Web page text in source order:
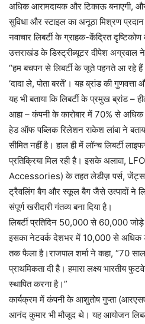
अधिक आरामदायक और टिकाऊ बनाएगी,
सुविधा और स्टाइल का अनूठा मिश्रण प्रदान
नवाचार लिबर्टी के ग्राहक-केंद्रित दृष्टिकोण
उत्तराखंड के डिस्ट्रीब्यूटर दीपेश
“हम बचपन से लिबर्टी के जूते पहनते आ रहे
‘दादा ले, पोता बरतें’। यह ब्रांड की
यह भी बताया कि लिबर्टी के प्रमुख ब्रांड
आहा – कंपनी के कारोबार में 70% से अधिक
हेड ऑफ पब्लिक रिलेशन राकेश लांबा ने
सीमित नहीं है। हाल ही में लॉन्च लिबर्टी
प्रतिक्रिया मिल रही है। इसके अलावा,
Accessories) के तहत लेडीज़ पर्स, जेंट्स
ट्रैवलिंग बैग और स्कूल बैग जैसे उत्पादों ने
संपूर्ण खरीदारी गंतव्य बना दिया है।
लिबर्टी प्रतिदिन 50,000 से 60,000
इसका नेटवर्क देशभर में 10,000 से अधिक
तक फैला है।राजपाल शर्मा ने कहा, “70 साल
प्राथमिकता दी है। हमारा लक्ष्य भारतीय
स्थापित करना है।”
कार्यक्रम में कंपनी के आशुतोष गुप्ता
आनंद कुमार भी मौजूद थे। यह आयोजन